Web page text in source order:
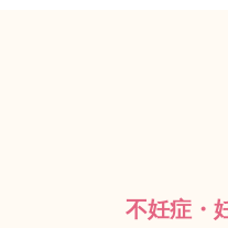
不妊症・